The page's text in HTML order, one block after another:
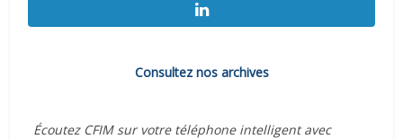
Consultez nos archives
Écoutez CFIM sur votre téléphone intelligent avec